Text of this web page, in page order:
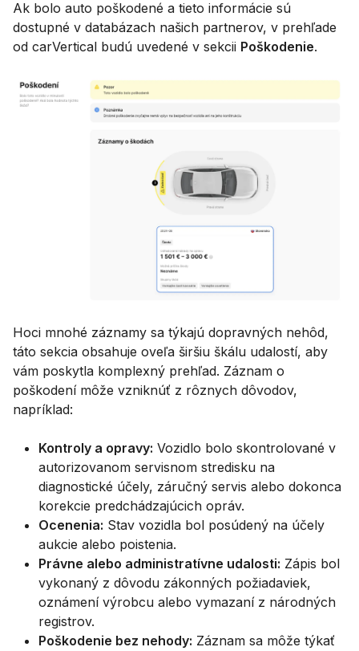
Ak bolo auto poškodené a tieto informácie sú
dostupné v databázach našich partnerov, v prehľade
od carVertical budú uvedené v sekcii Poškodenie.
Hoci mnohé záznamy sa týkajú dopravných nehôd,
táto sekcia obsahuje oveľa širšiu škálu udalostí, aby
vám poskytla komplexný prehľad. Záznam o
poškodení môže vzniknúť z rôznych dôvodov,
napríklad:
Kontroly a opravy: Vozidlo bolo skontrolované v
autorizovanom servisnom stredisku na
diagnostické účely, záručný servis alebo dokonca
korekcie predchádzajúcich opráv.
Ocenenia: Stav vozidla bol posúdený na účely
aukcie alebo poistenia.
Právne alebo administratívne udalosti: Zápis bol
vykonaný z dôvodu zákonných požiadaviek,
oznámení výrobcu alebo vymazaní z národných
registrov.
Poškodenie bez nehody: Záznam sa môže týkať